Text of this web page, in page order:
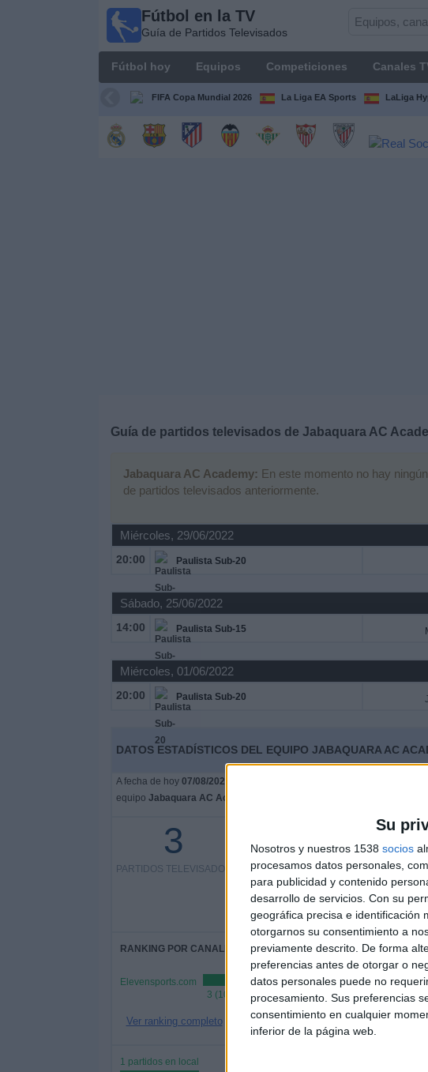
Su
Nosotros y nuestros 1538 socios
procesamos datos personales,
para publicidad y contenido
desarrollo de servicios. Con su
geográfica precisa e identificación
otorgarnos su consentimiento a
previamente descrito. De forma
preferencias antes de otorgar o
datos personales puede no
procesamiento. Sus preferencias
consentimiento en cualquier
inferior de la página web.
Fútbol en la TV
Guía de Partidos Televisados
Fútbol hoy Equipos Competiciones Canales
FIFA Copa Mundial 2026 La Liga EA Sports LaLiga
Guía de partidos televisados de Jabaquara AC
Jabaquara AC Academy: En este momento no hay
de partidos televisados anteriormente.
Miércoles, 29/06/2022
20:00 Paulista Sub-20
Sábado, 25/06/2022
14:00 Paulista Sub-15
Miércoles, 01/06/2022
20:00 Paulista Sub-20
DATOS ESTADÍSTICOS DEL EQUIPO JABAQUARA AC
A fecha de hoy 07/08/2026 y desde que esta web recoge los datos
equipo Jabaquara AC Academy ,
3
PARTIDOS TELEVISADOS
100%
0 partidos de pago
0%
RANKING POR CANALES
Elevensports.com
3 (100%)
Ver ranking completo
1 partidos en local